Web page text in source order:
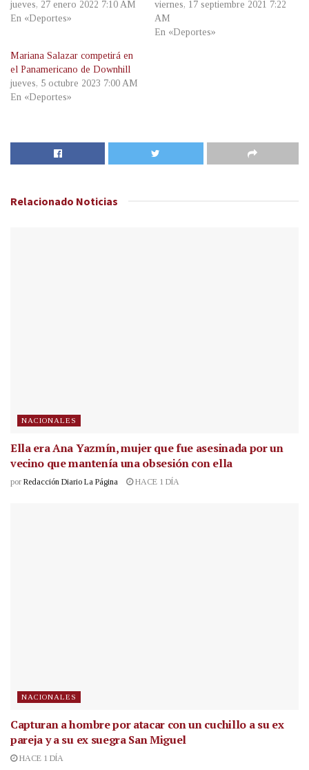
jueves, 27 enero 2022 7:10 AM
En «Deportes»
viernes, 17 septiembre 2021 7:22
AM
En «Deportes»
Mariana Salazar competirá en
el Panamericano de Downhill
jueves, 5 octubre 2023 7:00 AM
En «Deportes»
Relacionado Noticias
NACIONALES
Ella era Ana Yazmín, mujer que fue asesinada por un
vecino que mantenía una obsesión con ella
por Redacción Diario La Página HACE 1 DÍA
NACIONALES
Capturan a hombre por atacar con un cuchillo a su ex
pareja y a su ex suegra San Miguel
HACE 1 DÍA